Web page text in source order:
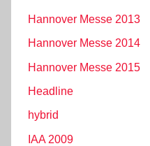
Hannover Messe 2013
Hannover Messe 2014
Hannover Messe 2015
Headline
hybrid
IAA 2009